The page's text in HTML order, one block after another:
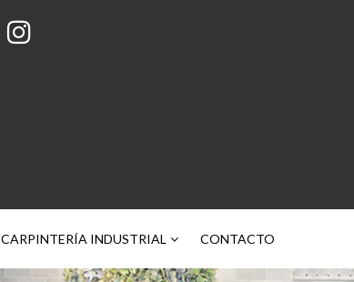
CARPINTERÍA INDUSTRIAL CONTACTO